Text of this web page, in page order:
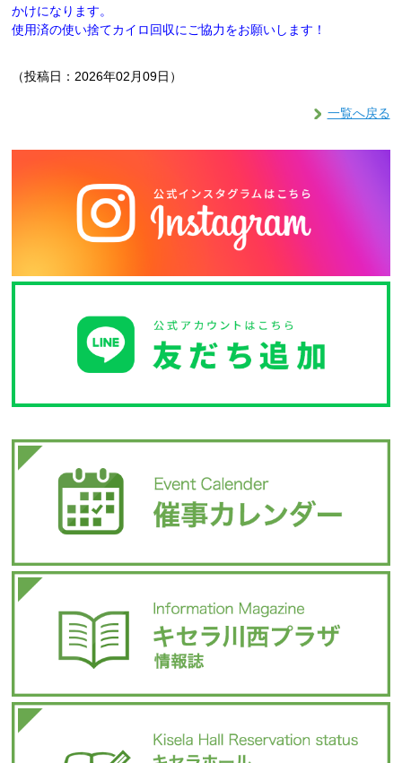
かけになります。
使用済の使い捨てカイロ回収にご協力をお願いします！
（投稿日：2026年02月09日）
一覧へ戻る